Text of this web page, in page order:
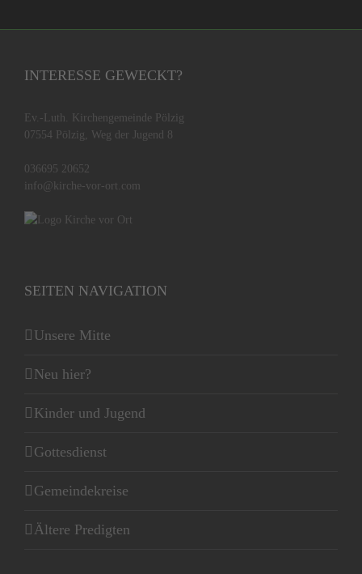
INTERESSE GEWECKT?
Ev.-Luth. Kirchengemeinde Pölzig
07554 Pölzig, Weg der Jugend 8
036695 20652
info@kirche-vor-ort.com
SEITEN NAVIGATION
Unsere Mitte
Neu hier?
Kinder und Jugend
Gottesdienst
Gemeindekreise
Ältere Predigten